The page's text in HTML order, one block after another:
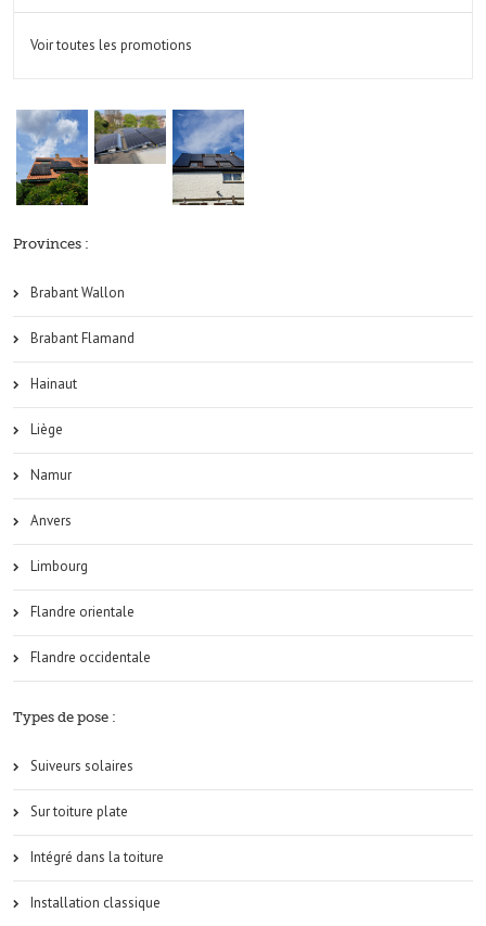
Voir toutes les promotions
Provinces :
Brabant Wallon
Brabant Flamand
Hainaut
Liège
Namur
Anvers
Limbourg
Flandre orientale
Flandre occidentale
Types de pose :
Suiveurs solaires
Sur toiture plate
Intégré dans la toiture
Installation classique